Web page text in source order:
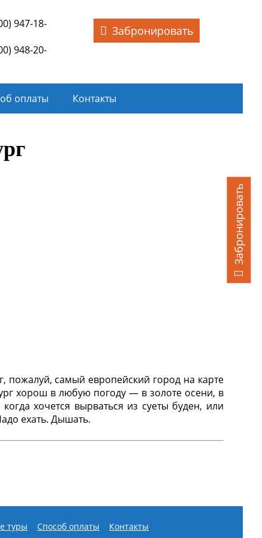
947-18-
948-20-
Забронировать
оплаты Контакты
пожалуй, самый европейский город на карте
хорош в любую погоду — в золоте осени, в
хочется вырваться из суеты буден, или
ехать. Дышать.
Санкт-Петербурга, его уникальными
туры Способ оплаты Контакты
Забронировать